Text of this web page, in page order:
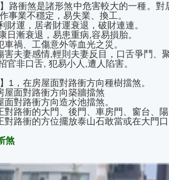
】路衝煞是諸形煞中危害較大的一種。
事業不穩定，易失業、換工。
財運，居者財運衰退，破財連連。
日漸衰退，易患重病,容易損胎。
車禍、工傷意外等血光之災。
害夫妻感情,輕則夫妻反目，口舌爭鬥、
官非口舌, 犯易小人,遭人陷害。
】1，在房屋面對路衝方向種樹擋煞。
屋面對路衝方向築牆擋煞
面對路衝方向造水池擋煞。
對路衝的大門、後門、車房門、窗台、
對路衝的方位擺放泰山石敢當或在大門
煞